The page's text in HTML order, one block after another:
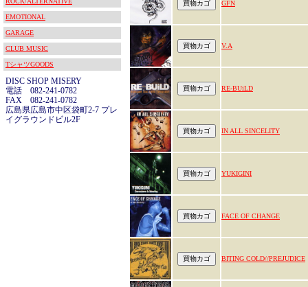
EMOTIONAL
GARAGE
CLUB MUSIC
TシャツGOODS
DISC SHOP MISERY
電話 082-241-0782
FAX 082-241-0782
広島県広島市中区袋町2-7 プレ
イグラウンドビル2F
GFN
V.A
RE-BUiLD
IN ALL SINCELITY
YUKIGINI
FACE OF CHANGE
BITING COLD//PREJUDICE